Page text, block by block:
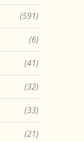
(591)
(6)
(41)
(32)
(33)
(21)